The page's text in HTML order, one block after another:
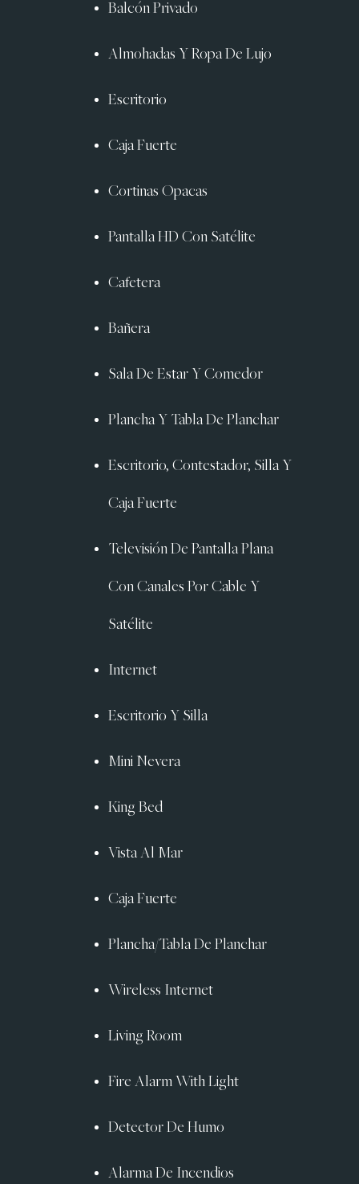
Balcón Privado
Almohadas Y Ropa De Lujo
Escritorio
Caja Fuerte
Cortinas Opacas
Pantalla HD Con Satélite
Cafetera
Bañera
Sala De Estar Y Comedor
Plancha Y Tabla De Planchar
Escritorio, Contestador, Silla Y
Caja Fuerte
Televisión De Pantalla Plana
Con Canales Por Cable Y
Satélite
Internet
Escritorio Y Silla
Mini Nevera
King Bed
Vista Al Mar
Caja Fuerte
Plancha/Tabla De Planchar
Wireless Internet
Living Room
Fire Alarm With Light
Detector De Humo
Alarma De Incendios